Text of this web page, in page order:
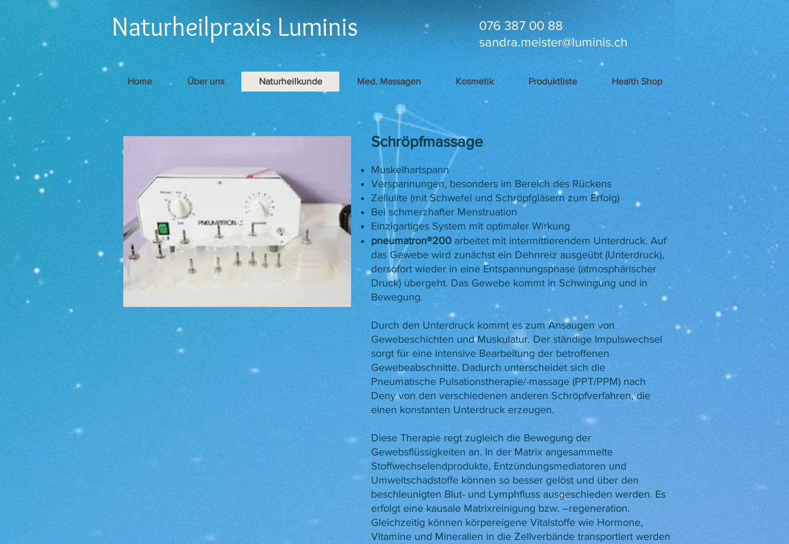
Naturheilpraxis Luminis
076 387 00 88
sandra.meister@luminis.ch
Home Über uns Naturheilkunde Med. Massagen Kosmetik Produktliste Health Shop
Schröpfmassage
Muskelhartspann
Verspannungen, besonders im Bereich des Rückens
Zellulite (mit Schwefel und Schröpfgläsern zum Erfolg)
Bei schmerzhafter Menstruation
Einzigartiges System mit optimaler Wirkung
pneumatron®200 arbeitet mit intermittierendem Unterdruck. Auf
das Gewebe wird zunächst ein Dehnreiz ausgeübt (Unterdruck),
dersofort wieder in eine Entspannungsphase (atmosphärischer
Druck) übergeht. Das Gewebe kommt in Schwingung und in
Bewegung.
Durch den Unterdruck kommt es zum Ansaugen von
Gewebeschichten und Muskulatur. Der ständige Impulswechsel
sorgt für eine intensive Bearbeitung der betroffenen
Gewebeabschnitte. Dadurch unterscheidet sich die
Pneumatische Pulsationstherapie/-massage (PPT/PPM) nach
Deny von den verschiedenen anderen Schröpfverfahren, die
einen konstanten Unterdruck erzeugen.
Diese Therapie regt zugleich die Bewegung der
Gewebsflüssigkeiten an. In der Matrix angesammelte
Stoffwechselendprodukte, Entzündungsmediatoren und
Umweltschadstoffe können so besser gelöst und über den
beschleunigten Blut- und Lymphfluss ausgeschieden werden. Es
erfolgt eine kausale Matrixreinigung bzw. –regeneration.
Gleichzeitig können körpereigene Vitalstoffe wie Hormone,
Vitamine und Mineralien in die Zellverbände transportiert werden